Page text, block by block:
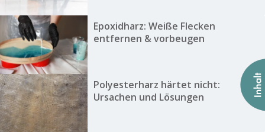
Epoxidharz: Weiße Flecken
entfernen & vorbeugen
Polyesterharz härtet nicht:
Ursachen und Lösungen